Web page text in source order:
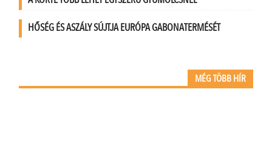
HŐSÉG ÉS ASZÁLY SÚJTJA EURÓPA GABONATERMÉSÉT
MÉG TÖBB HÍR